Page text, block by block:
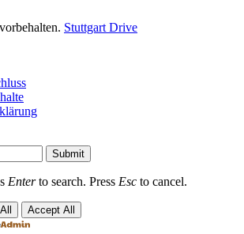
Stuttgart Drive
Submit
Enterto search. Press Esc to cancel.
Accept All